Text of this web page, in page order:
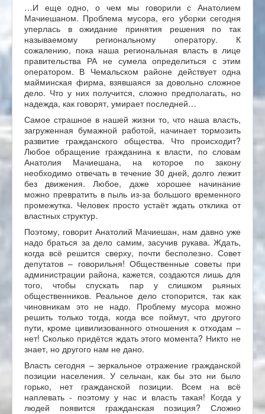
…И еще одно, о чем мы говорили с Анатолием
Мачиешаном. Проблема мусора, его уборки сегодня
уперлась в ожидание принятия решения по так
называемому региональному оператору. К
сожалению, пока наша региональная власть в лице
правительства РА не сумела определиться с этим
оператором. В Чемальском районе действует одна
майминская фирма, взявшаяся за довольно сложное
дело. Что у них получится, сложно предполагать, но
надежда, как говорят, умирает последней…
Самое страшное в нашей жизни то, что наша власть,
загруженная бумажной работой, начинает тормозить
развитие гражданского общества. Что происходит?
Любое обращение гражданина к власти, по словам
Анатолия Мачиешана, на которое по закону
необходимо отвечать в течение 30 дней, долго лежит
без движения. Любое, даже хорошее начинание
можно превратить в пыль из-за большого временного
промежутка. Человек просто устаёт ждать отклика от
властных структур.
Поэтому, говорит Анатолий Мачиешан, нам давно уже
надо браться за дело самим, засучив рукава. Ждать,
когда всё решится сверху, почти бесполезно. Совет
депутатов – говорильня! Общественные советы при
администрации района, кажется, создаются лишь для
того, чтобы спускать пар у слишком рьяных
общественников. Реальное дело стопорится, так как
чиновникам это не надо. Проблему мусора можно
решить только тогда, когда все поймут, что другого
пути, кроме цивилизованного отношения к отходам –
нет! Сколько придётся ждать этого момента? Никто не
знает, но другого нам не дано.
Власть сегодня – зеркальное отражение гражданской
позиции населения. У сельчан, как бы это ни было
горько, нет гражданской позиции. Всем на всё
наплевать - поэтому у нас и власть такая! Когда у
людей появится гражданская позиция? Сложно